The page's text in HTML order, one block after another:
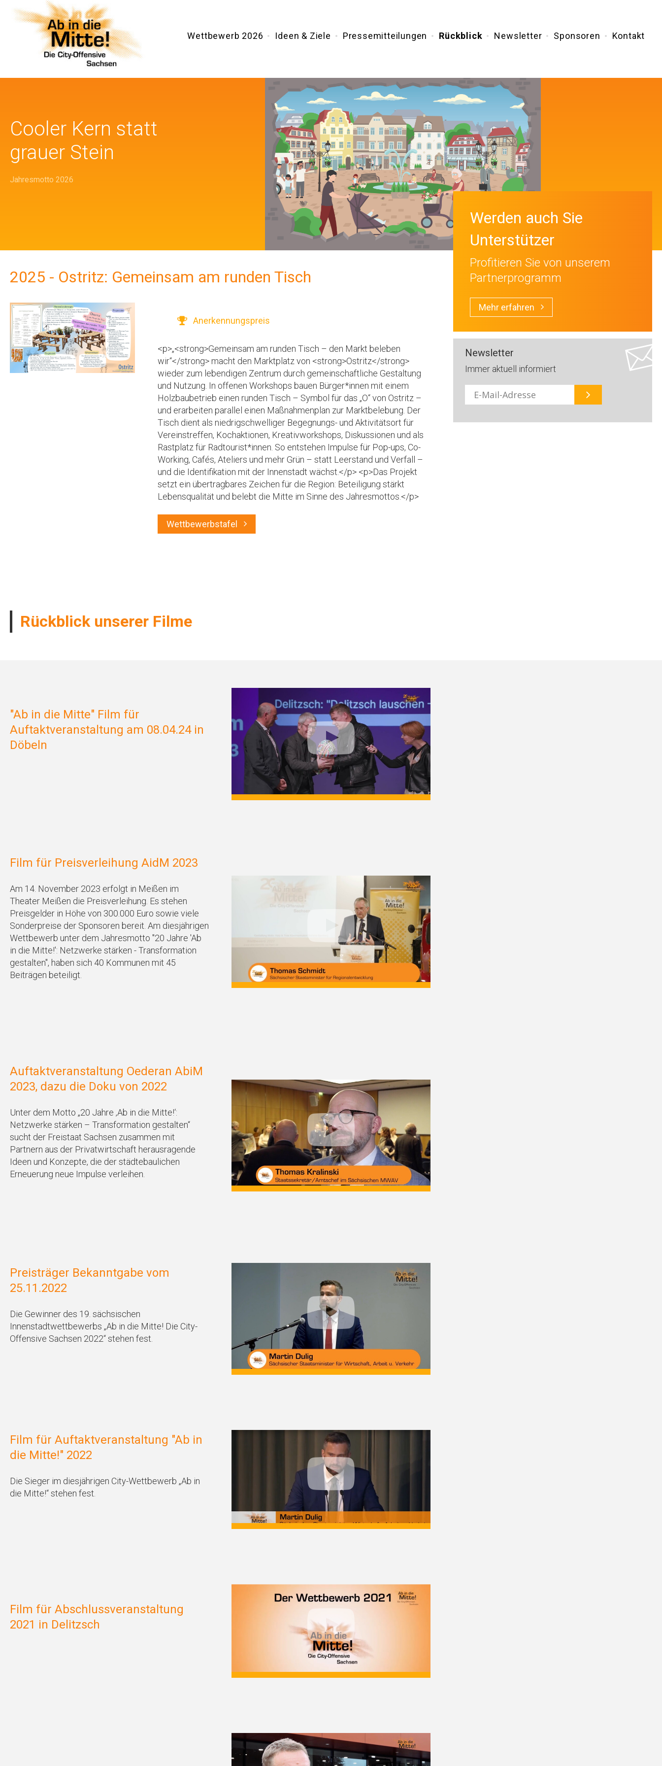
Wettbewerb 2026 Ideen & Ziele Pressemitteilungen Rückblick Newsletter Sponsoren Kontakt
Cooler Kern statt
grauer Stein
Jahresmotto 2026
2025 - Ostritz: Gemeinsam am runden Tisch
Anerkennungspreis
<p>„<strong>Gemeinsam am runden Tisch – den Markt beleben
wir“</strong> macht den Marktplatz von <strong>Ostritz</strong>
wieder zum lebendigen Zentrum durch gemeinschaftliche Gestaltung
und Nutzung. In offenen Workshops bauen Bürger*innen mit einem
Holzbaubetrieb einen runden Tisch – Symbol für das „O“ von Ostritz –
und erarbeiten parallel einen Maßnahmenplan zur Marktbelebung. Der
Tisch dient als niedrigschwelliger Begegnungs- und Aktivitätsort für
Vereinstreffen, Kochaktionen, Kreativworkshops, Diskussionen und als
Rastplatz für Radtourist*innen. So entstehen Impulse für Pop-ups, Co-
Working, Cafés, Ateliers und mehr Grün – statt Leerstand und Verfall –
und die Identifikation mit der Innenstadt wächst.</p> <p>Das Projekt
setzt ein übertragbares Zeichen für die Region: Beteiligung stärkt
Lebensqualität und belebt die Mitte im Sinne des Jahresmottos.</p>
Wettbewerbstafel
Rückblick unserer Filme
Werden auch Sie
Unterstützer
Profitieren Sie von unserem
Partnerprogramm
Mehr erfahren
Newsletter
Immer aktuell informiert
E-
Mail
"Ab in die Mitte" Film für
Auftaktveranstaltung am 08.04.24 in
Döbeln
Film für Preisverleihung AidM 2023
Am 14. November 2023 erfolgt in Meißen im
Theater Meißen die Preisverleihung. Es stehen
Preisgelder in Höhe von 300.000 Euro sowie viele
Sonderpreise der Sponsoren bereit. Am diesjährigen
Wettbewerb unter dem Jahresmotto "20 Jahre 'Ab
in die Mitte!': Netzwerke stärken - Transformation
gestalten", haben sich 40 Kommunen mit 45
Beiträgen beteiligt.
Auftaktveranstaltung Oederan AbiM
2023, dazu die Doku von 2022
Unter dem Motto „20 Jahre ‚Ab in die Mitte!‘:
Netzwerke stärken – Transformation gestalten“
sucht der Freistaat Sachsen zusammen mit
Partnern aus der Privatwirtschaft herausragende
Ideen und Konzepte, die der städtebaulichen
Erneuerung neue Impulse verleihen.
Preisträger Bekanntgabe vom
25.11.2022
Die Gewinner des 19. sächsischen
Innenstadtwettbewerbs „Ab in die Mitte! Die City-
Offensive Sachsen 2022“ stehen fest.
Film für Auftaktveranstaltung "Ab in
die Mitte!" 2022
Die Sieger im diesjährigen City-Wettbewerb „Ab in
die Mitte!“ stehen fest.
Film für Abschlussveranstaltung
2021 in Delitzsch